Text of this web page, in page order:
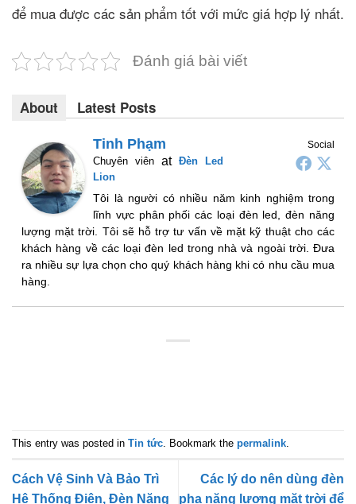
để mua được các sản phẩm tốt với mức giá hợp lý nhất.
Đánh giá bài viết
About Latest Posts
Social
Tinh Phạm
Chuyên viên at Đèn Led
Lion
Tôi là người có nhiều năm kinh nghiệm trong
lĩnh vực phân phối các loại đèn led, đèn năng
lượng mặt trời. Tôi sẽ hỗ trợ tư vấn về mặt kỹ thuật cho các
khách hàng về các loại đèn led trong nhà và ngoài trời. Đưa
ra nhiều sự lựa chọn cho quý khách hàng khi có nhu cầu mua
hàng.
This entry was posted in Tin tức. Bookmark the permalink.
Cách Vệ Sinh Và Bảo Trì
Hệ Thống Điện, Đèn Năng
Các lý do nên dùng đèn
pha năng lượng mặt trời để